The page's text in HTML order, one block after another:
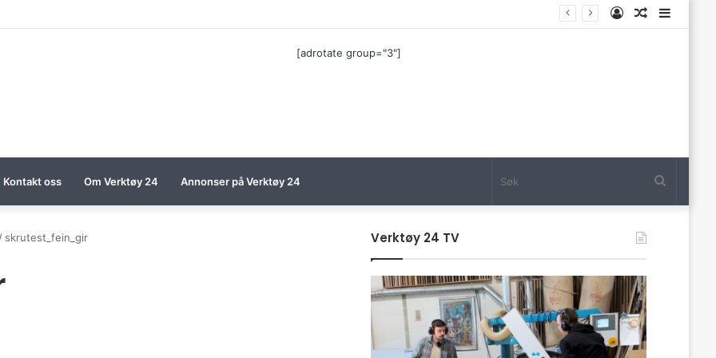
Sidebar
Tilfeldig
Log
[adrotate group="3"]
Kontakt oss Om Verktøy 24 Annonser på Verktøy 24
skrutest_fein_gir Verktøy 24 TV